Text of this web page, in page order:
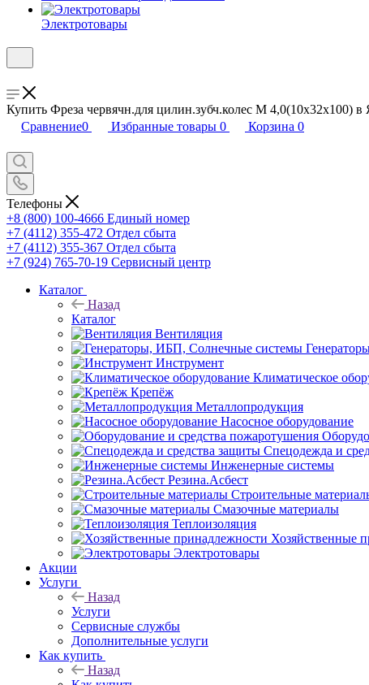
Электротовары
Купить Фреза червячн.для цилин.зубч.колес М 4,0(10х32х100)
Сравнение0 Избранные товары 0 Корзина 0
Телефоны
+8 (800) 100-4666 Единый номер
+7 (4112) 355-472 Отдел сбыта
+7 (4112) 355-367 Отдел сбыта
+7 (924) 765-70-19 Сервисный центр
Каталог
Назад
Каталог
Вентиляция
Инструмент
Климатическое
Крепёж
Металлопродукция
Насосное оборудование
Спецодежда и
Инженерные системы
Резина.Асбест
Строительные
Смазочные материалы
Теплоизоляция
Хозяйственные
Электротовары
Акции
Услуги
Назад
Услуги
Сервисные службы
Дополнительные услуги
Как купить
Назад